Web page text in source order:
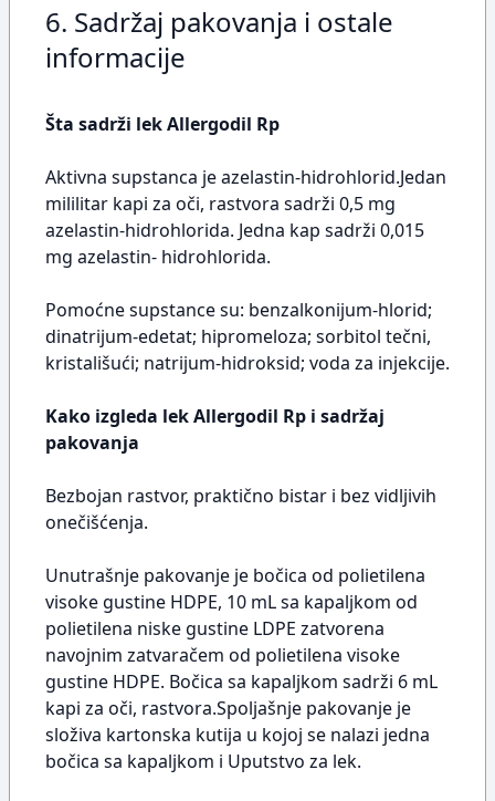
6. Sadržaj pakovanja i ostale
informacije
Šta sadrži lek Allergodil Rp
Aktivna supstanca je azelastin-hidrohlorid.Jedan
mililitar kapi za oči, rastvora sadrži 0,5 mg
azelastin-hidrohlorida. Jedna kap sadrži 0,015
mg azelastin- hidrohlorida.
Pomoćne supstance su: benzalkonijum-hlorid;
dinatrijum-edetat; hipromeloza; sorbitol tečni,
kristališući; natrijum-hidroksid; voda za injekcije.
Kako izgleda lek Allergodil Rp i sadržaj
pakovanja
Bezbojan rastvor, praktično bistar i bez vidljivih
onečišćenja.
Unutrašnje pakovanje je bočica od polietilena
visoke gustine HDPE, 10 mL sa kapaljkom od
polietilena niske gustine LDPE zatvorena
navojnim zatvaračem od polietilena visoke
gustine HDPE. Bočica sa kapaljkom sadrži 6 mL
kapi za oči, rastvora.Spoljašnje pakovanje je
složiva kartonska kutija u kojoj se nalazi jedna
bočica sa kapaljkom i Uputstvo za lek.